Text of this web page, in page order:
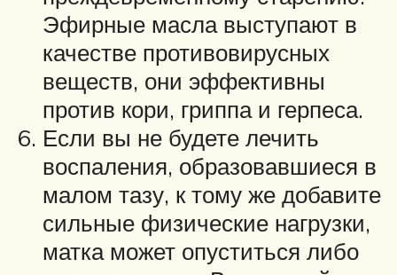
Эфирные масла выступают в
качестве противовирусных
веществ, они эффективны
против кори, гриппа и герпеса.
Если вы не будете лечить
воспаления, образовавшиеся в
малом тазу, к тому же добавите
сильные физические нагрузки,
матка может опуститься либо